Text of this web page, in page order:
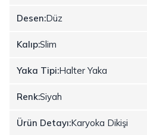
Desen:Düz
Kalıp:Slim
Yaka Tipi:Halter Yaka
Renk:Siyah
Ürün Detayı:Karyoka Dikişi